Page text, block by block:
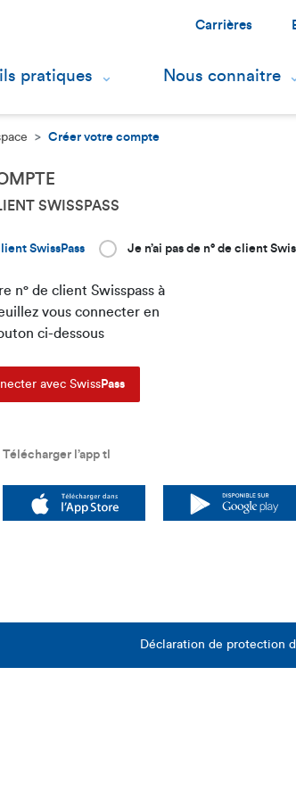
pratiques Nous connaitre
Carrières
Créer votre compte
SWISSPASS
abonnement Swisspass (ABO communautaire
SwissPass Je n’ai pas de n° de client
n° de client Swisspass à
vous connecter en
ci-dessous
avec SwissPass
Télécharger l’app tl
Déclaration de protection